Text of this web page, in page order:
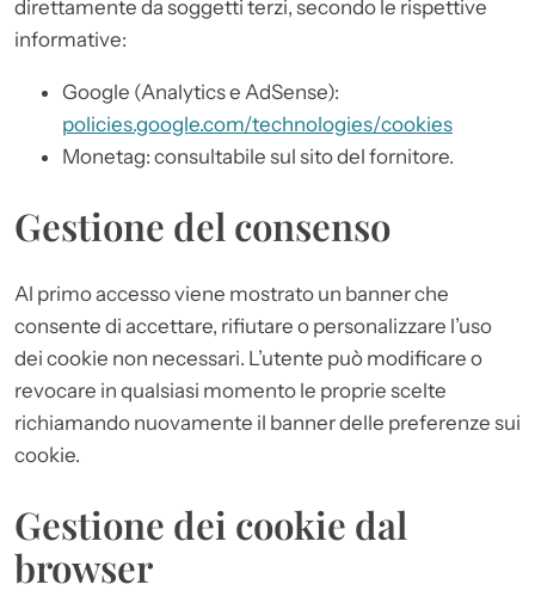
direttamente da soggetti terzi, secondo le rispettive
informative:
Google (Analytics e AdSense):
policies.google.com/technologies/cookies
Monetag: consultabile sul sito del fornitore.
Gestione del consenso
Al primo accesso viene mostrato un banner che
consente di accettare, rifiutare o personalizzare l’uso
dei cookie non necessari. L’utente può modificare o
revocare in qualsiasi momento le proprie scelte
richiamando nuovamente il banner delle preferenze sui
cookie.
Gestione dei cookie dal
browser